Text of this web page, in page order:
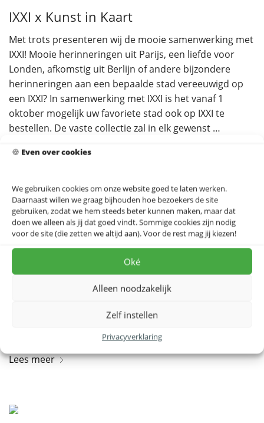
🍪 Even over cookies
We gebruiken cookies om onze website goed te laten werken.
Daarnaast willen we graag bijhouden hoe bezoekers de site
gebruiken, zodat we hem steeds beter kunnen maken, maar dat
doen we alleen als jij dat goed vindt. Sommige cookies zijn nodig
voor de site (die zetten we altijd aan). Voor de rest mag jij kiezen!
Oké
Alleen noodzakelijk
Zelf instellen
Privacyverklaring
IXXI x Kunst in Kaart
Met trots presenteren wij de mooie samenwerking met
IXXI! Mooie herinneringen uit Parijs, een liefde voor
Londen, afkomstig uit Berlijn of andere bijzondere
herinneringen aan een bepaalde stad vereeuwigd op
een IXXI? In samenwerking met IXXI is het vanaf 1
oktober mogelijk uw favoriete stad ook op IXXI te
bestellen. De vaste collectie zal in elk gewenst …
Lees meer
Proost! Op ’t leven – Alpe d’HuZes!
Iedereen kent wel iemand die in strijd is tegen kanker
of deze strijd heeft verloren. Daarom is er geen reden
voor Team Oostland om deze uitdaging – Alphe
d’HuZes – niet aan te gaan. Alpe d’HuZes is een actie
onder het motto ’opgeven is geen optie’ op een dag tot
Lees meer